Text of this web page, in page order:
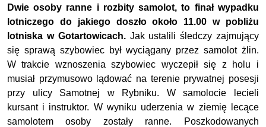
Dwie osoby ranne i rozbity samolot, to finał wypadku
lotniczego do jakiego doszło około 11.00 w pobliżu
lotniska w Gotartowicach. Jak ustalili śledczy zajmujący
się sprawą szybowiec był wyciągany przez samolot żlin.
W trakcie wznoszenia szybowiec wyczepił się z holu i
musiał przymusowo lądować na terenie prywatnej posesji
przy ulicy Samotnej w Rybniku. W samolocie lecieli
kursant i instruktor. W wyniku uderzenia w ziemię lecące
samolotem osoby zostały ranne. Poszkodowanych